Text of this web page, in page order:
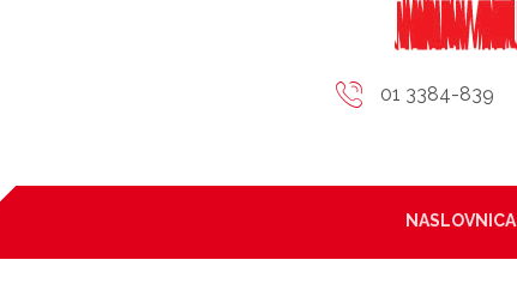
01 3384-839
NASLOVNICA